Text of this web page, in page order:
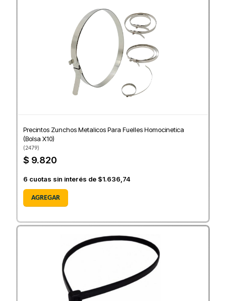
Precintos Zunchos Metalicos Para Fuelles Homocinetica
(Bolsa X10)
(2479)
$ 9.820
6 cuotas sin interés de $1.636,74
AGREGAR